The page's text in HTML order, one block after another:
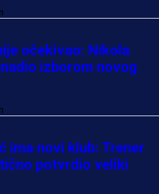
očekivao: Nikola
izborom novog
ima novi klub: Trener
potvrdio veliki